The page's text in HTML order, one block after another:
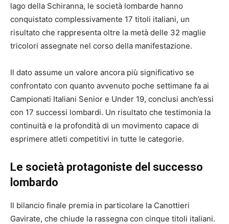
lago della Schiranna, le società lombarde hanno
conquistato complessivamente 17 titoli italiani, un
risultato che rappresenta oltre la metà delle 32 maglie
tricolori assegnate nel corso della manifestazione.
Il dato assume un valore ancora più significativo se
confrontato con quanto avvenuto poche settimane fa ai
Campionati Italiani Senior e Under 19, conclusi anch’essi
con 17 successi lombardi. Un risultato che testimonia la
continuità e la profondità di un movimento capace di
esprimere atleti competitivi in tutte le categorie.
Le società protagoniste del successo
lombardo
Il bilancio finale premia in particolare la Canottieri
Gavirate, che chiude la rassegna con cinque titoli italiani.